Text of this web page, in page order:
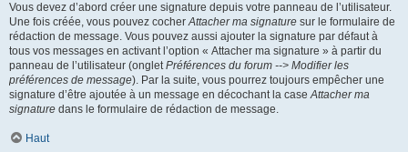
Vous devez d’abord créer une signature depuis votre panneau de l’utilisateur.
Une fois créée, vous pouvez cocherAttacher ma signature sur le formulaire de
rédaction de message. Vous pouvez aussi ajouter la signature par défaut à
tous vos messages en activant l’option « Attacher ma signature » à partir du
panneau de l’utilisateur (ongletPréférences du forum --> Modifier les
préférences de message). Par la suite, vous pourrez toujours empêcher une
signature d’être ajoutée à un message en décochant la caseAttacher ma
signature dans le formulaire de rédaction de message.
Haut